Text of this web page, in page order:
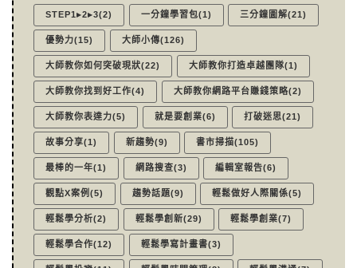
STEP1▸2▸3(2) 一分鐘學習包(1) 三分鐘圖解(21)
優勢力(15) 大師小傳(126)
大師教你如何突破現狀(22) 大師教你打造卓越團隊(1)
大師教你找到好工作(4) 大師教你網路平台賺錢策略(2)
大師教你表達力(5) 就是要創業(6) 打破迷思(21)
故事分享(1) 新趨勢(9) 書市掃描(105)
最棒的一年(1) 網路搜查(3) 編輯室報告(6)
觀點X案例(5) 趨勢話題(9) 輕鬆做好人際關係(5)
輕鬆學分析(2) 輕鬆學創新(29) 輕鬆學創業(7)
輕鬆學合作(12) 輕鬆學寫計畫書(3)